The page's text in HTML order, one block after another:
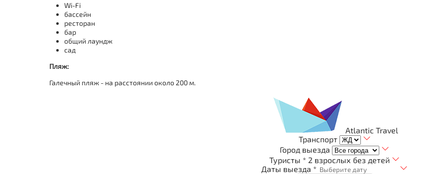
Wi-Fi
бассейн
ресторан
бар
общий лаундж
сад
Пляж:
Галечный пляж - на расстоянии около 200 м.
Atlantic Travel
Транспорт
Город выезда
Туристы * 2 взрослых без детей
Даты выезда *